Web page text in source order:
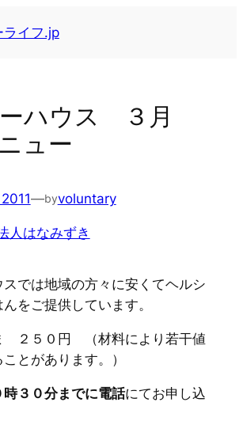
ライフ.jp
ハウス ３月
ュー
—byvoluntary
人はなみずき
では地域の方々に安くてヘルシ
をご提供しています。
２５０円 （材料により若干値
とがあります。）
３０分までに電話にてお申し込